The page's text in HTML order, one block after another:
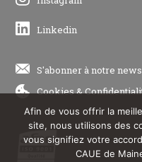
Linkedin
S'abonner à notre
Cookies&
Afin de vous offrir la
site, nous utilisons des
vous signifiez votre
CAUE de